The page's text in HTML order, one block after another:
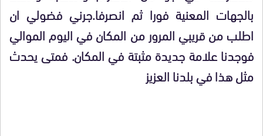
بالجهات المعنية فورا ثم انصرفا.جرني فضولي ان
اطلب من قريبي المرور من المكان في اليوم الموالي
فوجدنا علامة جديدة مثبتة في المكان. فمتى يحدث
مثل هذا في بلدنا العزيز